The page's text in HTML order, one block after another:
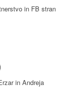
in FB stran
in Andreja